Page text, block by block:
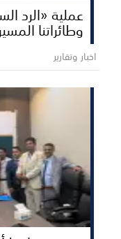
عملية «الرد
وطائراتنا
اخبار وتقارير